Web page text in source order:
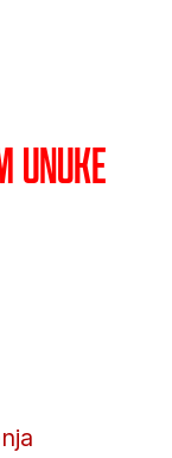
unuke